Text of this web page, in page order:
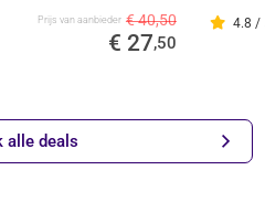
Prijs van aanbieder € 40,50
€ 27,50
4.8 /
alle deals